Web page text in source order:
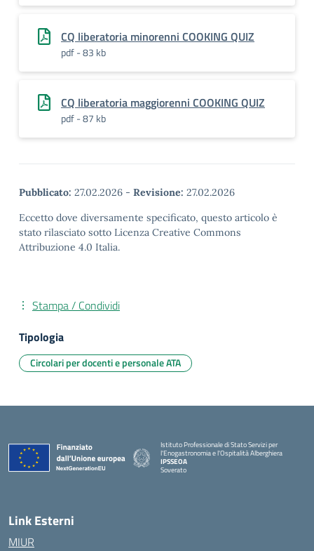
CQ liberatoria minorenni COOKING QUIZ
pdf - 83 kb
CQ liberatoria maggiorenni COOKING QUIZ
pdf - 87 kb
Pubblicato: 27.02.2026 - Revisione: 27.02.2026
Eccetto dove diversamente specificato, questo articolo è
stato rilasciato sotto Licenza Creative Commons
Attribuzione 4.0 Italia.
Stampa / Condividi
Tipologia
Circolari per docenti e personale ATA
Istituto Professionale di Stato Servizi per
l'Enogastronomia e l'Ospitalità Alberghiera
IPSSEOA
Soverato
Link Esterni
MIUR